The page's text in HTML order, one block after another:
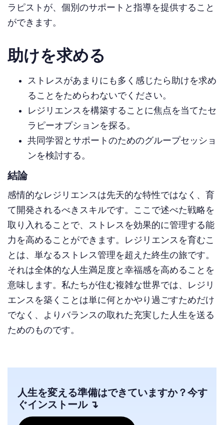
ラピストが、個別のサポートと指導を提供すること
ができます。
助けを求める
ストレスがあまりにも多く感じたら助けを求め
ることをためらわないでください。
レジリエンスを構築することに焦点を当てたセ
ラピーオプションを探る。
共同学習とサポートのためのグループセッショ
ンを検討する。
結論
感情的なレジリエンスは先天的な特性ではなく、育
て開発されるべきスキルです。ここで述べた戦略を
取り入れることで、ストレスを効果的に管理する能
力を高めることができます。レジリエンスを育むこ
とは、単なるストレス管理を超えた終生の旅です。
それは全体的な人生満足度と幸福感を高めることを
意味します。私たちが住む複雑な世界では、レジリ
エンスを築くことは単に何とかやり過ごすためだけ
でなく、よりバランスの取れた充実した人生を送る
ためのものです。
人生を変える準備はできていますか？今す
ぐインストール ↴